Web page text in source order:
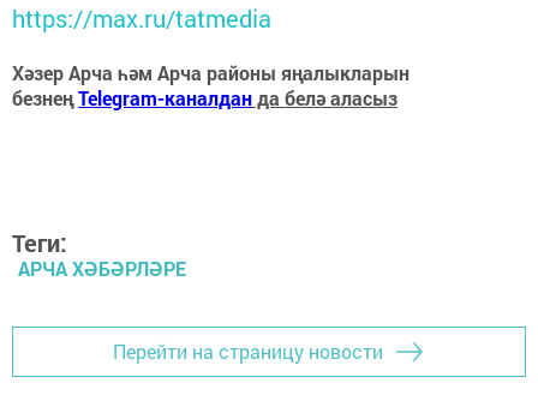
https://max.ru/tatmedia
Хәзер Арча һәм Арча районы яңалыкларын
безнеңTelegram-каналданда белә аласыз
Теги:
АРЧА ХӘБӘРЛӘРЕ
Перейти на страницу новости